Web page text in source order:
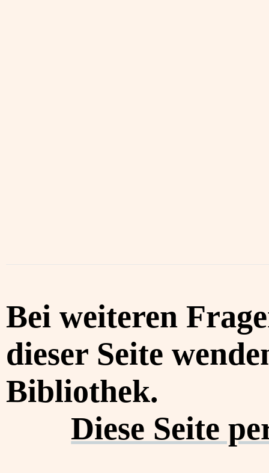
Bei weiteren
dieser Seite
Bibliothek.
Diese Seite